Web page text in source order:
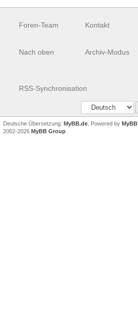
Foren-Team Kontakt
Nach oben Archiv-Modus
RSS-Synchronisation
Deutsche Übersetzung: MyBB.de , Powered by MyBB
2002-2026 MyBB Group